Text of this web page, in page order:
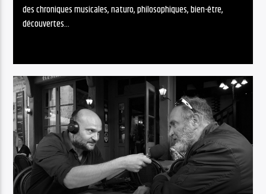
des chroniques musicales, naturo, philosophiques, bien-être,
découvertes…